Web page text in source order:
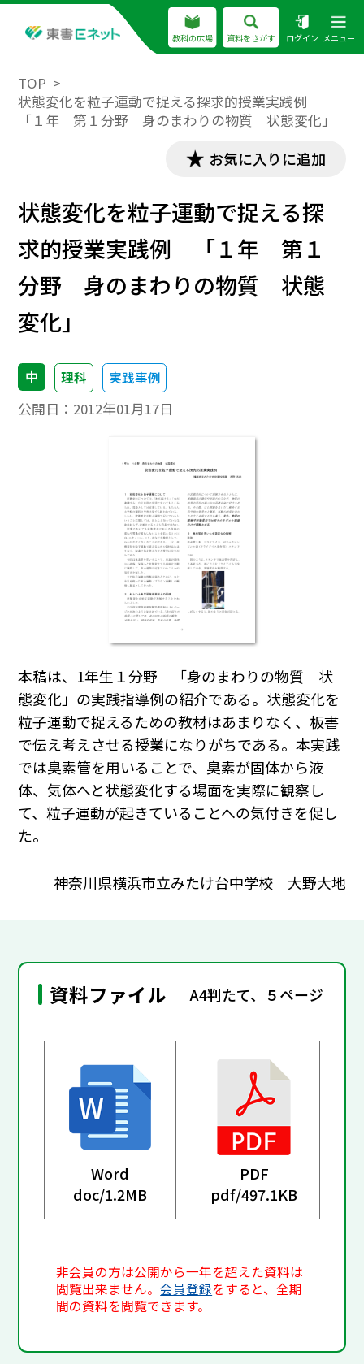
教科の広場 資料をさがす ログイン メニュー
TOP
状態変化を粒子運動で捉える探求的授業実践例
「１年 第１分野 身のまわりの物質 状態変化」
お気に入りに追加
状態変化を粒子運動で捉える探
求的授業実践例 「１年 第１
分野 身のまわりの物質 状態
変化」
中 理科 実践事例
公開日： 2012年01月17日
本稿は、1年生１分野 「身のまわりの物質 状
態変化」の実践指導例の紹介である。状態変化を
粒子運動で捉えるための教材はあまりなく、板書
で伝え考えさせる授業になりがちである。本実践
では臭素管を用いることで、臭素が固体から液
体、気体へと状態変化する場面を実際に観察し
て、粒子運動が起きていることへの気付きを促し
た。
神奈川県横浜市立みたけ台中学校 大野大地
資料ファイル A4判たて、５ページ
Word
doc/1.2MB
PDF
pdf/497.1KB
非会員の方は公開から一年を超えた資料は
閲覧出来ません。会員登録をすると、全期
間の資料を閲覧できます。